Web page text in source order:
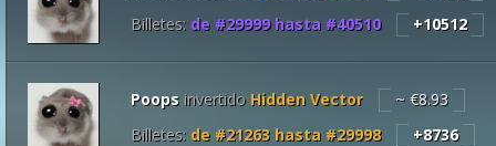
Billetes: de #29999hasta #40510 +10512
Poops invertido Hidden Vector
~ €8.93
Billetes: de #21263 hasta #29998 +8736